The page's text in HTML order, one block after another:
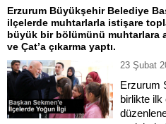
Erzurum Büyükşehir Belediye
ilçelerde muhtarlarla istişare
büyük bir bölümünü muhtarlara
ve Çat’a çıkarma yaptı.
23 Şubat
Erzurum
birlikte ilk